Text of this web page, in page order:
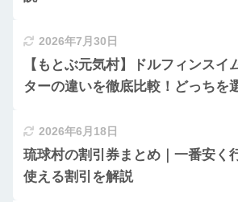
2026年7月30日
【もとぶ元気村】ドルフィンスイ
ターの違いを徹底比較！どっちを
2026年6月18日
琉球村の割引券まとめ｜一番安く
使える割引を解説